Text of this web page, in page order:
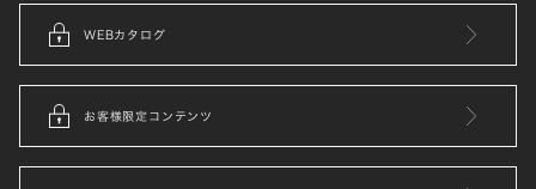
WEBカタログ
お客様限定コンテンツ